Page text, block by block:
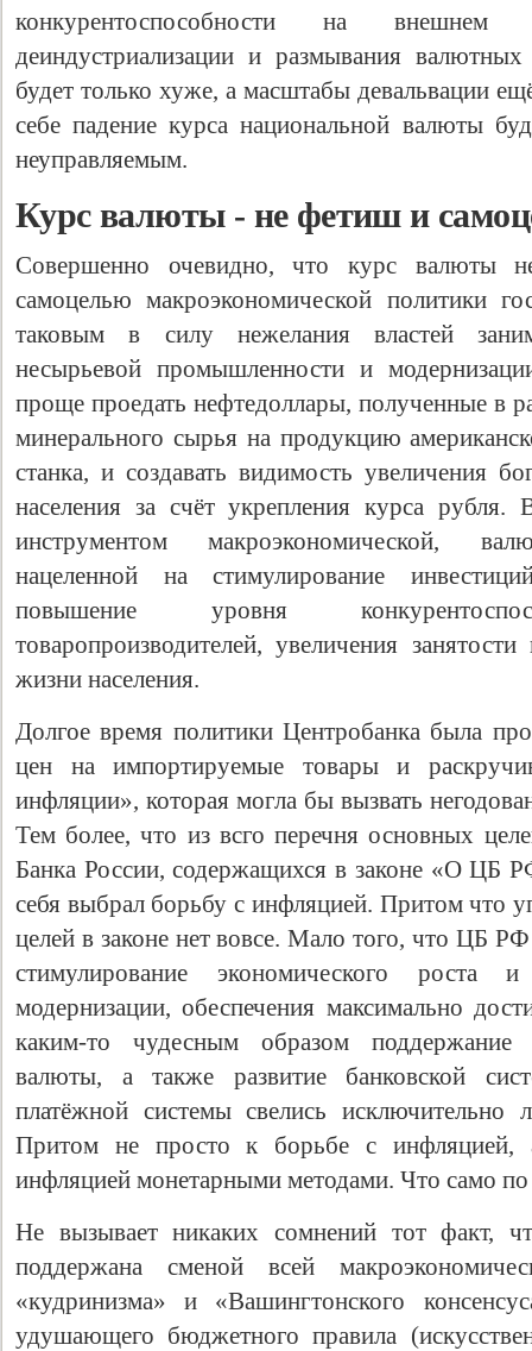
конкурентоспособности на
деиндустриализации и размывания
будет только хуже, а масштабы девальвации
себе падение курса национальной валюты
неуправляемым.
Курс валюты - не фетиш и
Совершенно очевидно, что курс валюты
самоцелью макроэкономической политики
таковым в силу нежелания властей
несырьевой промышленности и
проще проедать нефтедоллары, полученные в
минерального сырья на продукцию
станка, и создавать видимость увеличения
населения за счёт укрепления курса
инструментом макроэкономической,
нацеленной на стимулирование
повышение уровня
товаропроизводителей, увеличения
жизни населения.
Долгое время политики Центробанка была
цен на импортируемые товары и
инфляции», которая могла бы вызвать
Тем более, что из всго перечня основных
Банка России, содержащихся в законе «О ЦБ
себя выбрал борьбу с инфляцией. Притом что
целей в законе нет вовсе. Мало того, что ЦБ РФ
стимулирование экономического роста
модернизации, обеспечения максимально
каким-то чудесным образом поддержание
валюты, а также развитие банковской
платёжной системы свелись
Притом не просто к борьбе с инфляцией,
инфляцией монетарными методами. Что само по
Не вызывает никаких сомнений тот факт,
поддержана сменой всей
«кудринизма» и «Вашингтонского
удушающего бюджетного правила